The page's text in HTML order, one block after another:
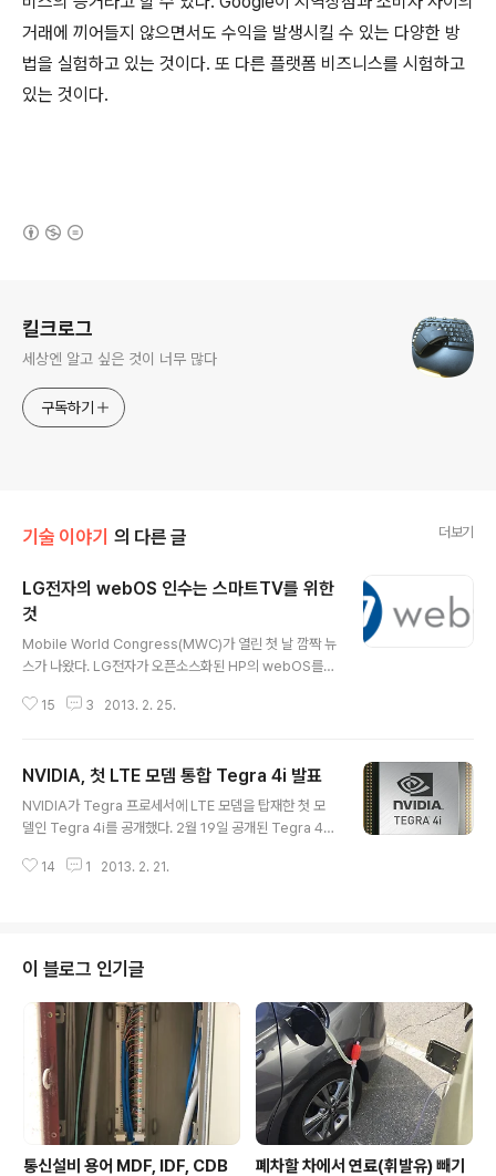
거래에 끼어들지 않으면서도 수익을 발생시킬 수 있는 다양한 방
법을 실험하고 있는 것이다. 또 다른 플랫폼 비즈니스를 시험하고
있는 것이다.
킬크로그
세상엔 알고 싶은 것이 너무 많다
구독하기
기술 이야기 의 다른 글 더보기
LG전자의 webOS 인수는 스마트TV를 위한
것
Mobile World Congress(MWC)가 열린 첫 날 깜짝 뉴
스가 나왔다. LG전자가 오픈소스화된 HP의 webOS를
은 CNET발 기사를 근거로 LG전자가 webOS를 인수했
관심을 보이지 않았다. 최초로 LG전자의 webOS 인수건
을 보도한 매체는 CNET이었는데, LG전자가 HP로부터
webOS의 소스코드, 관련 문서, 엔지니어, 웹 사이트, 관
려지지 않았다고 전했다. CNET 기사 : http://news.cne
15 3 2013. 2. 25.
NVIDIA, 첫 LTE 모뎀 통합 Tegra 4i 발표
NVIDIA가 Tegra 프로세서에 LTE 모뎀을 탑재한 첫 모
델인 Tegra 4i를 공개했다. 2월 19일 공개된 Tegra 4i
세서로, 4개의 메인코어 외에 별도의 전력 세이버 프로세
IA 최초로 LTE 모뎀을 집적시켜 만든 첫 모델이며, Qualc
omm에 맞설 수 있는 기반을 마련하게 된 프로세서다. NV
IDIA는 원래 통신모뎀기술을 가지고 있지 않았지만, 지난
2011년 5월 영국에 있는 글로벌 팹리스기업인 Icera를
인수하면서 통신모뎀 기술을 ..
14 1 2013. 2. 21.
이 블로그 인기글
통신설비 용어 MDF, IDF, CDB
폐차할 차에서 연료(휘발유) 빼기